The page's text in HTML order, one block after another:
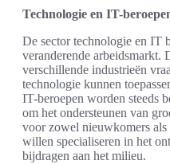
Technologie en IT-
De sector technologie en IT
veranderende arbeidsmarkt.
verschillende industrieën
technologie kunnen
IT-beroepen worden steeds
om het ondersteunen van
voor zowel nieuwkomers als
willen specialiseren in het
bijdragen aan het milieu.